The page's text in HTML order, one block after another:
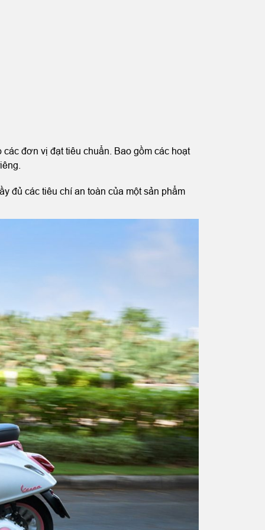
đơn vị đạt tiêu chuẩn. Bao gồm các hoạt
đủ các tiêu chí an toàn của một sản phẩm